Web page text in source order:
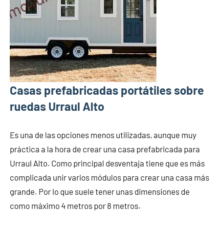
Casas prefabricadas portátiles sobre
ruedas Urraul Alto
Es una de las opciones menos utilizadas, aunque muy
práctica a la hora de crear una casa prefabricada para
Urraul Alto. Como principal desventaja tiene que es más
complicada unir varios módulos para crear una casa más
grande. Por lo que suele tener unas dimensiones de
como máximo 4 metros por 8 metros.